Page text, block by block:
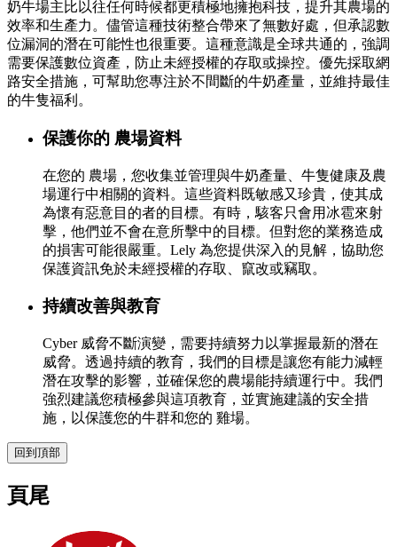
奶牛場主比以往任何時候都更積極地擁抱科技，提升其農場的
效率和生產力。儘管這種技術整合帶來了無數好處，但承認數
位漏洞的潛在可能性也很重要。這種意識是全球共通的，強調
需要保護數位資產，防止未經授權的存取或操控。優先採取網
路安全措施，可幫助您專注於不間斷的牛奶產量，並維持最佳
的牛隻福利。
保護你的 農場資料
在您的 農場，您收集並管理與牛奶產量、牛隻健康及農
場運行中相關的資料。這些資料既敏感又珍貴，使其成
為懷有惡意目的者的目標。有時，駭客只會用冰雹來射
擊，他們並不會在意所擊中的目標。但對您的業務造成
的損害可能很嚴重。Lely 為您提供深入的見解，協助您
保護資訊免於未經授權的存取、竄改或竊取。
持續改善與教育
Cyber 威脅不斷演變，需要持續努力以掌握最新的潛在
威脅。透過持續的教育，我們的目標是讓您有能力減輕
潛在攻擊的影響，並確保您的農場能持續運行中。我們
強烈建議您積極參與這項教育，並實施建議的安全措
施，以保護您的牛群和您的 雞場。
回到頂部
頁尾